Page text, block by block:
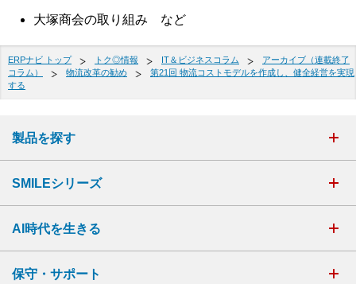
大塚商会の取り組み など
ERPナビ トップ トク◎情報 IT＆ビジネスコラム
アーカイブ（連載終了
コラム）
物流改革の勧め
第21回 物流コストモデルを作成し、健全経営を実現
する
製品を探す
SMILEシリーズ
AI時代を生きる
保守・サポート